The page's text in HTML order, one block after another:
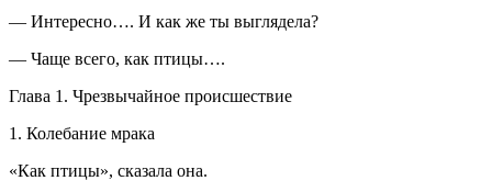
— Интересно…. И как же ты выглядела?
— Чаще всего, как птицы….
Глава 1. Чрезвычайное происшествие
1. Колебание мрака
«Как птицы», сказала она.